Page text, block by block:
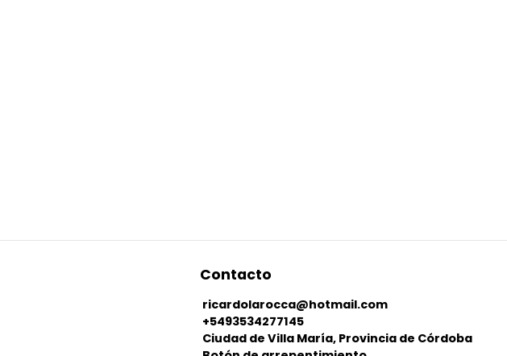
Contacto
ricardolarocca@hotmail.com
+5493534277145
Ciudad de Villa María, Provincia de Córdoba